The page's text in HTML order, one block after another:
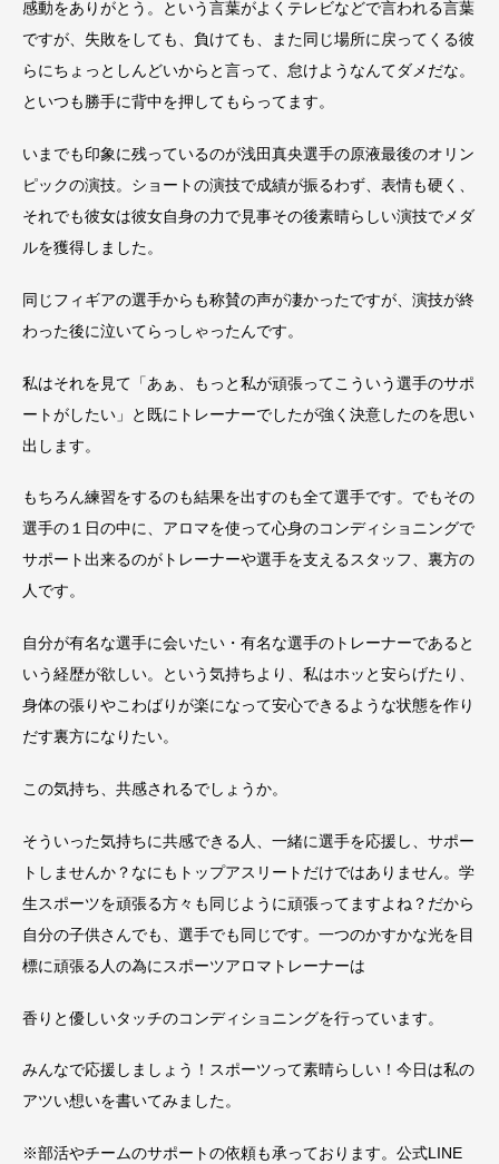
感動をありがとう。という言葉がよくテレビなどで言われる言葉
ですが、失敗をしても、負けても、また同じ場所に戻ってくる彼
らにちょっとしんどいからと言って、怠けようなんてダメだな。
といつも勝手に背中を押してもらってます。
いまでも印象に残っているのが浅田真央選手の原液最後のオリン
ピックの演技。ショートの演技で成績が振るわず、表情も硬く、
それでも彼女は彼女自身の力で見事その後素晴らしい演技でメダ
ルを獲得しました。
同じフィギアの選手からも称賛の声が凄かったですが、演技が終
わった後に泣いてらっしゃったんです。
私はそれを見て「あぁ、もっと私が頑張ってこういう選手のサポ
ートがしたい」と既にトレーナーでしたが強く決意したのを思い
出します。
もちろん練習をするのも結果を出すのも全て選手です。でもその
選手の１日の中に、アロマを使って心身のコンディショニングで
サポート出来るのがトレーナーや選手を支えるスタッフ、裏方の
人です。
自分が有名な選手に会いたい・有名な選手のトレーナーであると
いう経歴が欲しい。という気持ちより、私はホッと安らげたり、
身体の張りやこわばりが楽になって安心できるような状態を作り
だす裏方になりたい。
この気持ち、共感されるでしょうか。
そういった気持ちに共感できる人、一緒に選手を応援し、サポー
トしませんか？なにもトップアスリートだけではありません。学
生スポーツを頑張る方々も同じように頑張ってますよね？だから
自分の子供さんでも、選手でも同じです。一つのかすかな光を目
標に頑張る人の為にスポーツアロマトレーナーは
香りと優しいタッチのコンディショニングを行っています。
みんなで応援しましょう！スポーツって素晴らしい！今日は私の
アツい想いを書いてみました。
※部活やチームのサポートの依頼も承っております。公式LINE